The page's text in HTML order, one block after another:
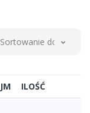
Sortowanie domyślne
JM ILOŚĆ